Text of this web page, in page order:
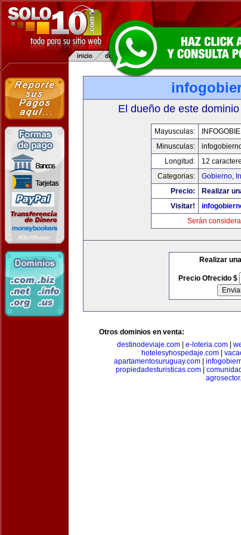
El dueño de este
Mayusculas:
Minusculas:
Longitud:
12
Categorias:
Gobierno,
Precio:
Realizar
Visitar!
Serán
Realizar
Precio Ofrecido $
Otros dominios en venta:
destinodeviaje.com
e-loteria.com
hotelesyhospedaje.com
apartamentosuruguay.com
propiedadesturisticas.com|